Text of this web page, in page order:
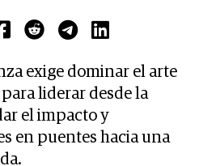
exige dominar el arte
liderar desde la
el impacto y
en puentes hacia una